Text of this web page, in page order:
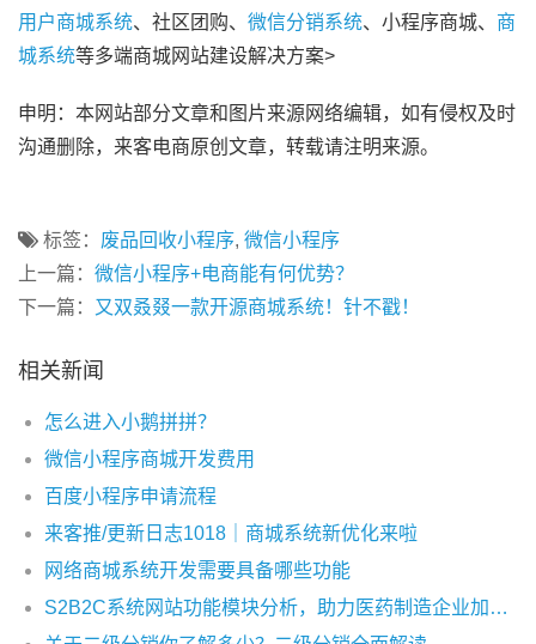
用户商城系统、社区团购、 微信分销系统、小程序商城、 商
城系统等多端商城网站建设解决方案>
申明：本网站部分文章和图片来源网络编辑，如有侵权及时
沟通删除，来客电商原创文章，转载请注明来源。
标签： 废品回收小程序, 微信小程序
上一篇： 微信小程序+电商能有何优势？
下一篇： 又双叒叕一款开源商城系统！针不戳！
相关新闻
怎么进入小鹅拼拼？
微信小程序商城开发费用
百度小程序申请流程
来客推/更新日志1018｜商城系统新优化来啦
网络商城系统开发需要具备哪些功能
S2B2C系统网站功能模块分析，助力医药制造企业加速数字化转型落地